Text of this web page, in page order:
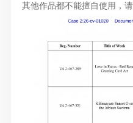
其他作品都不能擅自使用，